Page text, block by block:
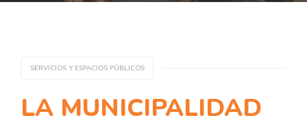
SERVICIOS Y ESPACIOS PÚBLICOS
LA MUNICIPALIDAD